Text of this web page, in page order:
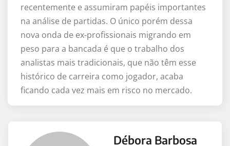
recentemente e assumiram papéis importantes
na análise de partidas. O único porém dessa
nova onda de ex-profissionais migrando em
peso para a bancada é que o trabalho dos
analistas mais tradicionais, que não têm esse
histórico de carreira como jogador, acaba
ficando cada vez mais em risco no mercado.
Débora Barbosa